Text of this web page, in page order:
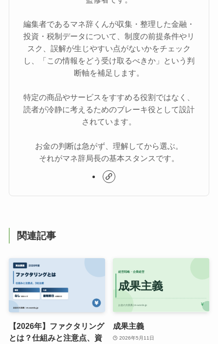
編集者であるマネ辞くんが収集・整理した金融・
投資・税制データについて、制度の前提条件やリ
スク、誤解が生じやすい点がないかをチェック
し、「この情報をどう受け取るべきか」という判
断軸を補足します。
特定の商品やサービスをすすめる役割ではなく、
読者が冷静に考えるためのブレーキ役として設計
されています。
お金の判断は急がず、理解してから選ぶ。
それがマネ辞局長の基本スタンスです。
関連記事
【2026年】ファクタリング
とは？仕組みと注意点、資
成果主義
2026年5月11日